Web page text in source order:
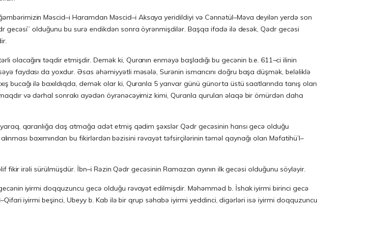
Məscid–i Haramdan Məscid–i Aksaya yeridildiyi və Cənnətül–Məva deyilən yerdə son
gecəsi” olduğunu bu surə endikdən sonra öyrənmişdilər. Başqa ifadə ilə desək, Qədr gecəsi
təqdir etmişdir. Demək ki, Quranın enməyə başladığı bu gecənin b.e. 611–ci ilinin
faydası da yoxdur. Əsas əhəmiyyətli məsələ, Surənin ismarıcını doğru başa düşmək, beləliklə
bucağı ilə baxıldıqda, demək olar ki, Quranla 5 yanvar günü günorta üstü saatlarında tanış olan
və dərhal sonrakı ayədən öyrənəcəyimiz kimi, Quranla qurulan əlaqə bir ömürdən daha
qaranlığa daş atmağa adət etmiş qədim şəxslər Qədr gecəsinin hansı gecə olduğu
baxımından bu fikirlərdən bəzisini rəvayət təfsirçilərinin təməl qaynağı olan Məfatihü’l–
irəli sürülmüşdür. İbn–i Rəzin Qədr gecəsinin Ramazan ayının ilk gecəsi olduğunu söyləyir.
iyirmi doqquzuncu gecə olduğu rəvayət edilmişdir. Məhəmməd b. İshak iyirmi birinci gecə
iyirmi beşinci, Ubeyy b. Kab ilə bir qrup səhabə iyirmi yeddinci, digərləri isə iyirmi doqquzuncu